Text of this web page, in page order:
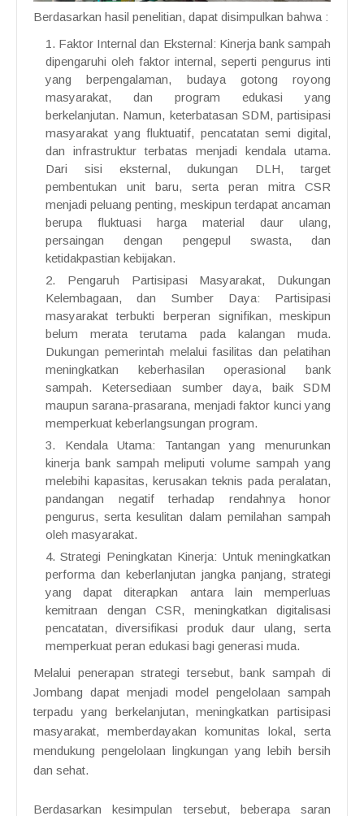
Berdasarkan hasil penelitian, dapat disimpulkan bahwa :
Faktor Internal dan Eksternal: Kinerja bank sampah
dipengaruhi oleh faktor internal, seperti pengurus inti
yang berpengalaman, budaya gotong royong
masyarakat, dan program edukasi yang
berkelanjutan. Namun, keterbatasan SDM, partisipasi
masyarakat yang fluktuatif, pencatatan semi digital,
dan infrastruktur terbatas menjadi kendala utama.
Dari sisi eksternal, dukungan DLH, target
pembentukan unit baru, serta peran mitra CSR
menjadi peluang penting, meskipun terdapat ancaman
berupa fluktuasi harga material daur ulang,
persaingan dengan pengepul swasta, dan
ketidakpastian kebijakan.
Pengaruh Partisipasi Masyarakat, Dukungan
Kelembagaan, dan Sumber Daya: Partisipasi
masyarakat terbukti berperan signifikan, meskipun
belum merata terutama pada kalangan muda.
Dukungan pemerintah melalui fasilitas dan pelatihan
meningkatkan keberhasilan operasional bank
sampah. Ketersediaan sumber daya, baik SDM
maupun sarana-prasarana, menjadi faktor kunci yang
memperkuat keberlangsungan program.
Kendala Utama: Tantangan yang menurunkan
kinerja bank sampah meliputi volume sampah yang
melebihi kapasitas, kerusakan teknis pada peralatan,
pandangan negatif terhadap rendahnya honor
pengurus, serta kesulitan dalam pemilahan sampah
oleh masyarakat.
Strategi Peningkatan Kinerja: Untuk meningkatkan
performa dan keberlanjutan jangka panjang, strategi
yang dapat diterapkan antara lain memperluas
kemitraan dengan CSR, meningkatkan digitalisasi
pencatatan, diversifikasi produk daur ulang, serta
memperkuat peran edukasi bagi generasi muda.
Melalui penerapan strategi tersebut, bank sampah di
Jombang dapat menjadi model pengelolaan sampah
terpadu yang berkelanjutan, meningkatkan partisipasi
masyarakat, memberdayakan komunitas lokal, serta
mendukung pengelolaan lingkungan yang lebih bersih
dan sehat.
Berdasarkan kesimpulan tersebut, beberapa saran